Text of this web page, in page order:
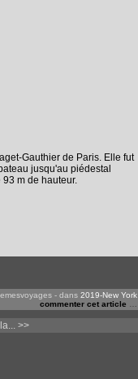
Gauthier de Paris. Elle fut
jusqu'au piédestal
m de hauteur.
- dans 2019-New York
commenter cet article
>>